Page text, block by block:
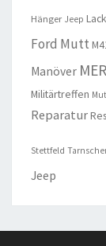
Hänger Jeep
Ford Mutt
Manöver
Militärtreffen
Reparatur
Stettfeld
Jeep